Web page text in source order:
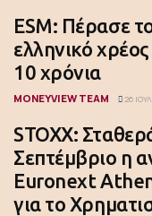
ESM: Πέρασε
ελληνικό
10 χρόνια
MONEYVIEW TEAM 26
STOXX:
Σεπτέμβριο η
Euronext
για το